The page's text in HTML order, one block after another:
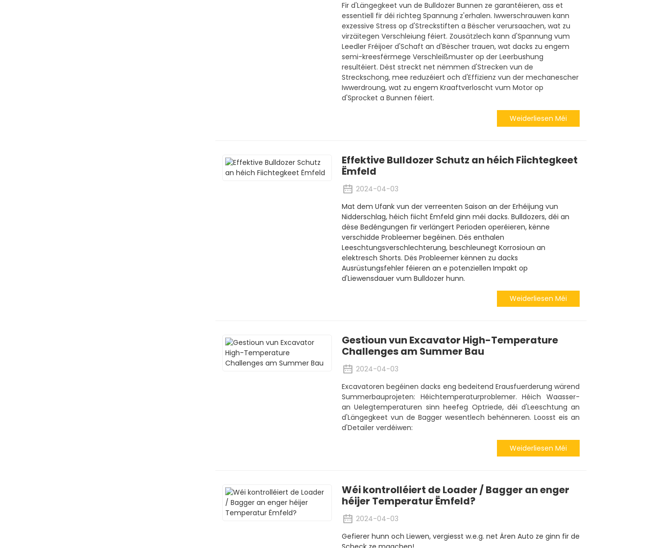
Fir d'Längegkeet vun de Bulldozer Bunnen ze garantéieren, ass et
essentiell fir déi richteg Spannung z'erhalen. Iwwerschrauwen kann
exzessive Stress op d'Streckstiften a Bëscher verursaachen, wat zu
virzäitegen Verschleiung féiert. Zousätzlech kann d'Spannung vum
Leedler Fréijoer d'Schaft an d'Bëscher trauen, wat dacks zu engem
semi-kreesfërmege Verschleißmuster op der Leerbushung
resultéiert. Dëst streckt net nëmmen d'Strecken vun de
Streckschong, mee reduzéiert och d'Effizienz vun der mechanescher
Iwwerdroung, wat zu engem Kraaftverloscht vum Motor op
d'Sprocket a Bunnen féiert.
Weiderliesen Méi
Effektive Bulldozer Schutz an héich Fiichtegkeet
Ëmfeld
2024-04-03
Mat dem Ufank vun der verreenten Saison an der Erhéijung vun
Nidderschlag, héich fiicht Ëmfeld ginn méi dacks. Bulldozers, déi an
dëse Bedéngungen fir verlängert Perioden operéieren, kënne
verschidde Probleemer begéinen. Dës enthalen
Leeschtungsverschlechterung, beschleunegt Korrosioun an
elektresch Shorts. Dës Probleemer kënnen zu dacks
Ausrüstungsfehler féieren an e potenziellen Impakt op
d'Liewensdauer vum Bulldozer hunn.
Weiderliesen Méi
Gestioun vun Excavator High-Temperature
Challenges am Summer Bau
2024-04-03
Excavatoren begéinen dacks eng bedeitend Erausfuerderung wärend
Summerbauprojeten: Héichtemperaturproblemer. Héich Waasser-
an Uelegtemperaturen sinn heefeg Optriede, déi d'Leeschtung an
d'Längegkeet vun de Bagger wesentlech behënneren. Loosst eis an
d'Detailer verdéiwen:
Weiderliesen Méi
Wéi kontrolléiert de Loader / Bagger an enger
héijer Temperatur Ëmfeld?
2024-04-03
Gefierer hunn och Liewen, vergiesst w.e.g. net Ären Auto ze ginn fir de